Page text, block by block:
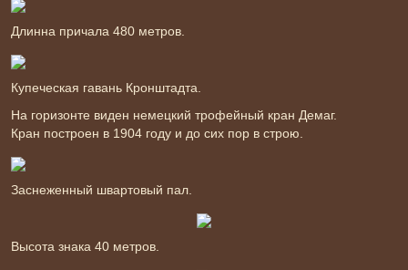
Длинна причала 480 метров.
Купеческая гавань Кронштадта.
На горизонте виден немецкий трофейный кран Демаг.
Кран построен в 1904 году и до сих пор в строю.
Заснеженный швартовый пал.
Высота знака 40 метров.